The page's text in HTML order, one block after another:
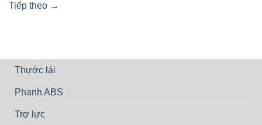
Tiếp theo →
Thước lái
Phanh ABS
Trợ lực